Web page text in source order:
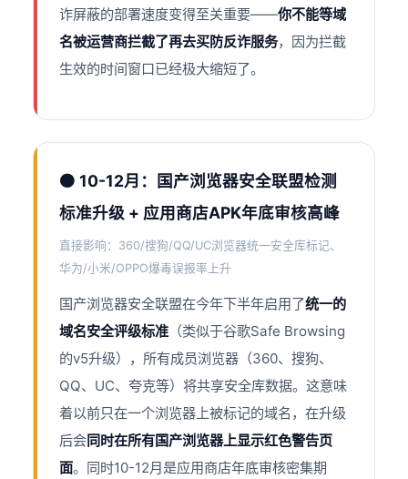
诈屏蔽的部署速度变得至关重要——你不能等域
名被运营商拦截了再去买防反诈服务，因为拦截
生效的时间窗口已经极大缩短了。
🟠 10-12月：国产浏览器安全联盟检测
标准升级 + 应用商店APK年底审核高峰
直接影响：360/搜狗/QQ/UC浏览器统一安全库标记、
华为/小米/OPPO爆毒误报率上升
国产浏览器安全联盟在今年下半年启用了统一的
域名安全评级标准 （类似于谷歌Safe Browsing
的v5升级），所有成员浏览器（360、搜狗、
QQ、UC、夸克等）将共享安全库数据。这意味
着以前只在一个浏览器上被标记的域名，在升级
后会同时在所有国产浏览器上显示红色警告页
面。同时10-12月是应用商店年底审核密集期